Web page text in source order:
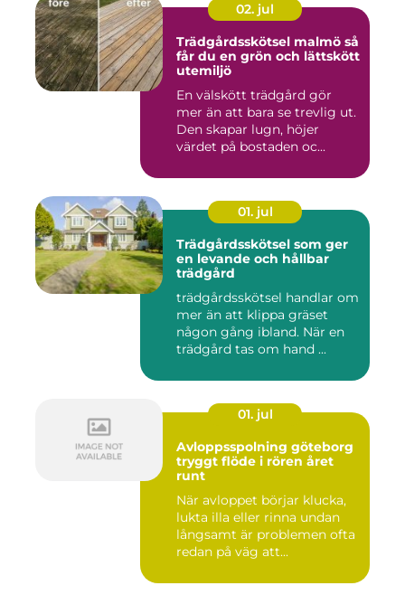
02. jul
Trädgårdsskötsel malmö så
får du en grön och lättskött
utemiljö
En välskött trädgård gör
mer än att bara se trevlig ut.
Den skapar lugn, höjer
värdet på bostaden oc...
01. jul
Trädgårdsskötsel som ger
en levande och hållbar
trädgård
trädgårdsskötsel handlar om
mer än att klippa gräset
någon gång ibland. När en
trädgård tas om hand ...
01. jul
Avloppsspolning göteborg
tryggt flöde i rören året
runt
När avloppet börjar klucka,
lukta illa eller rinna undan
långsamt är problemen ofta
redan på väg att...